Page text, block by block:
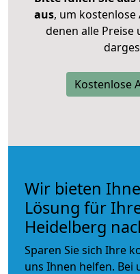
aus, um
denen alle
Kostenlose
Wir bieten
Lösung für
Heidelberg
Sparen Sie sich Ihre
uns Ihnen helfen. Bei